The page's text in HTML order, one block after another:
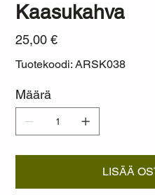
Kaasukahva
Hinta
25,00 €
Tuotekoodi: ARSK038
Määrä
LISÄÄ